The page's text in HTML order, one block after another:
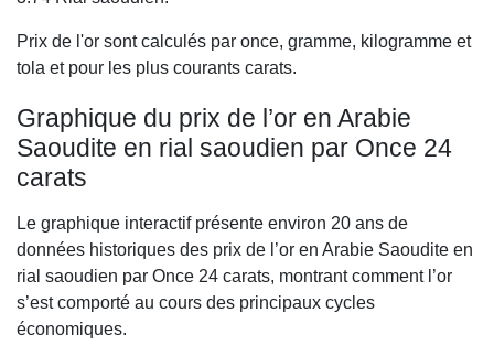
Prix de l'or sont calculés par once, gramme, kilogramme et
tola et pour les plus courants carats.
Graphique du prix de l’or en Arabie
Saoudite en rial saoudien par Once 24
carats
Le graphique interactif présente environ 20 ans de
données historiques des prix de l’or en Arabie Saoudite en
rial saoudien par Once 24 carats, montrant comment l’or
s’est comporté au cours des principaux cycles
économiques.